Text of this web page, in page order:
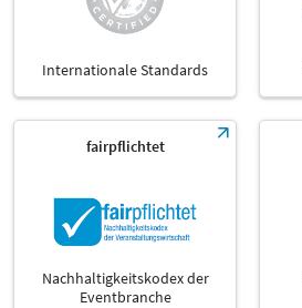
Internationale Standards
fairpflichtet
Nachhaltigkeitskodex der
Eventbranche